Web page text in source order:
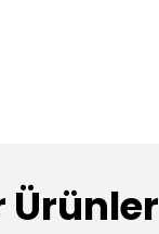
Ürünler